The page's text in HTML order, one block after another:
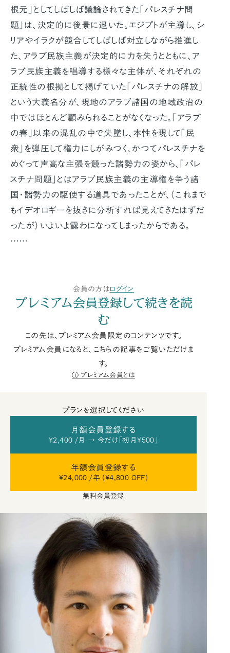
根元」としてしばしば議論されてきた「パレスチナ問
題」は、決定的に後景に退いた。エジプトが主導し、シ
リアやイラクが競合してしばしば対立しながら推進し
た、アラブ民族主義が決定的に力を失うとともに、ア
ラブ民族主義を唱導する様々な主体が、それぞれの
正統性の根拠として掲げていた「パレスチナの解放」
という大義名分が、現地のアラブ諸国の地域政治の
中ではほとんど顧みられることがなくなった。「アラブ
の春」以来の混乱の中で失墜し、本性を現して「民
衆」を弾圧して権力にしがみつく、かつてパレスチナを
めぐって声高な主張を競った諸勢力の姿から、「パレ
スチナ問題」とはアラブ民族主義の主導権を争う諸
国・諸勢力の駆使する道具であったことが、（これまで
もイデオロギーを抜きに分析すれば見えてきたはずだ
ったが）いよいよ露わになってしまったからである。
……
会員の方はログイン
プレミアム会員登録して続きを読
む
この先は、プレミアム会員限定のコンテンツです。
プレミアム会員になると、こちらの記事をご覧いただけま
す。
プレミアム会員とは
プランを選択してください
月額会員登録する
¥2,400 /月 → 今だけ「初月¥500」
年額会員登録する
¥24,000 /年 (¥4,800 OFF)
無料会員登録